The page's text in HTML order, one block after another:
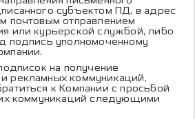
субъектом ПД, в адрес
почтовым отправлением
или курьерской службой, либо
подпись уполномоченному
на получение
рекламных коммуникаций,
к Компании с просьбой
коммуникаций следующими